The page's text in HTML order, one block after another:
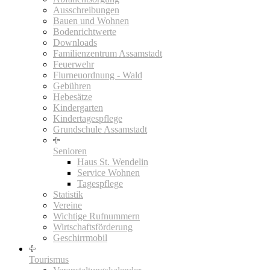
Ausschreibungen
Bauen und Wohnen
Bodenrichtwerte
Downloads
Familienzentrum Assamstadt
Feuerwehr
Flurneuordnung - Wald
Gebühren
Hebesätze
Kindergarten
Kindertagespflege
Grundschule Assamstadt
Senioren
Haus St. Wendelin
Service Wohnen
Tagespflege
Statistik
Vereine
Wichtige Rufnummern
Wirtschaftsförderung
Geschirrmobil
Tourismus